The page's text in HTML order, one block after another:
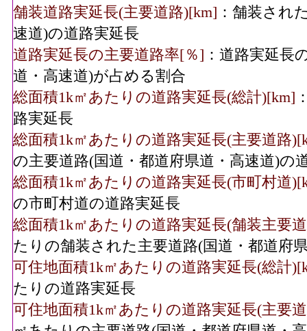
舗装道路実延長(主要道路)[km] ：舗装され
速道)の道路実延長
道路実延長の主要道路率[％] ：道路実延長
道・高速道)が占める割合
総面積1k㎡あたりの道路実延長(総計)[km]
路実延長
総面積1k㎡あたりの道路実延長(主要道路
の主要道路(国道・都道府県道・高速道)の
総面積1k㎡あたりの道路実延長(市町村道
の市町村道の道路実延長
総面積1k㎡あたりの道路実延長(舗装主要
たりの舗装された主要道路(国道・都道府
可住地面積1k㎡あたりの道路実延長(総計
たりの道路実延長
可住地面積1k㎡あたりの道路実延長(主要